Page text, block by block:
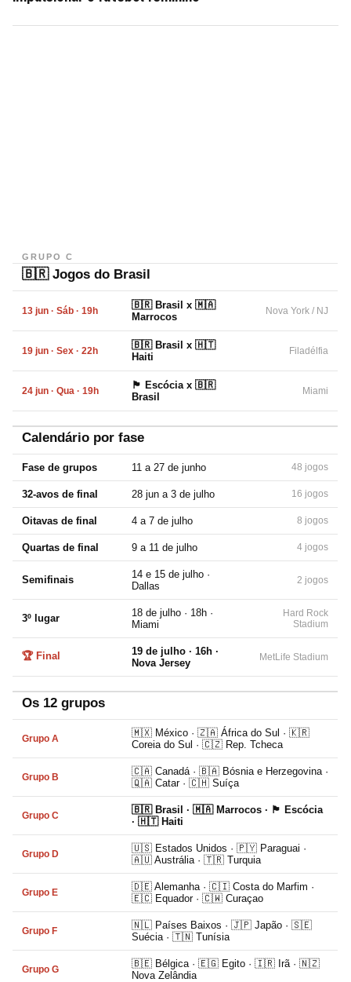
GRUPO C
🇧🇷 Jogos do Brasil
13 jun · Sáb · 19h
🇧🇷 Brasil x 🇲🇦
Marrocos
Nova York / NJ
19 jun · Sex · 22h
🇧🇷 Brasil x 🇭🇹
Haiti
Filadélfia
24 jun · Qua · 19h
🏴󠁧󠁢󠁳󠁣󠁴󠁿 Escócia x 🇧🇷
Brasil
Miami
Calendário por fase
Fase de grupos 11 a 27 de junho 48 jogos
32-avos de final 28 jun a 3 de julho 16 jogos
Oitavas de final 4 a 7 de julho 8 jogos
Quartas de final 9 a 11 de julho 4 jogos
Semifinais
14 e 15 de julho ·
Dallas
2 jogos
3º lugar
18 de julho · 18h ·
Miami
Hard Rock
Stadium
🏆 Final
19 de julho · 16h ·
Nova Jersey
MetLife Stadium
Os 12 grupos
Grupo A
🇲🇽 México · 🇿🇦 África do Sul · 🇰🇷
Coreia do Sul · 🇨🇿 Rep. Tcheca
Grupo B
🇨🇦 Canadá · 🇧🇦 Bósnia e Herzegovina ·
🇶🇦 Catar · 🇨🇭 Suíça
Grupo C
🇧🇷 Brasil · 🇲🇦 Marrocos · 🏴󠁧󠁢󠁳󠁣󠁴󠁿 Escócia
· 🇭🇹 Haiti
Grupo D
🇺🇸 Estados Unidos · 🇵🇾 Paraguai ·
🇦🇺 Austrália · 🇹🇷 Turquia
Grupo E
🇩🇪 Alemanha · 🇨🇮 Costa do Marfim ·
🇪🇨 Equador · 🇨🇼 Curaçao
Grupo F
🇳🇱 Países Baixos · 🇯🇵 Japão · 🇸🇪
Suécia · 🇹🇳 Tunísia
Grupo G
🇧🇪 Bélgica · 🇪🇬 Egito · 🇮🇷 Irã · 🇳🇿
Nova Zelândia